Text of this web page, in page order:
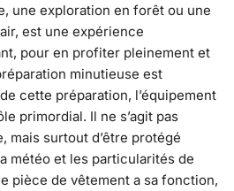
une exploration en forêt ou une
est une expérience
pour en profiter pleinement et
minutieuse est
cette préparation, l’équipement
primordial. Il ne s’agit pas
mais surtout d’être protégé
météo et les particularités de
pièce de vêtement a sa fonction,